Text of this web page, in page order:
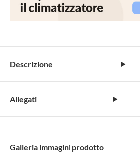
Descrizione
Allegati
Galleria immagini prodotto